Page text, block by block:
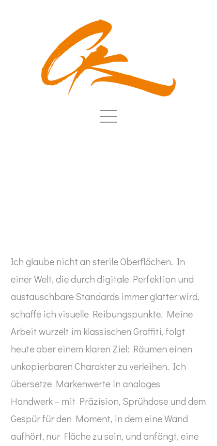
Ich glaube nicht an sterile Oberflächen. In
einer Welt, die durch digitale Perfektion und
austauschbare Standards immer glatter wird,
schaffe ich visuelle Reibungspunkte. Meine
Arbeit wurzelt im klassischen Graffiti, folgt
heute aber einem klaren Ziel: Räumen einen
unkopierbaren Charakter zu verleihen. Ich
übersetze Markenwerte in analoges
Handwerk – mit Präzision, Sprühdose und dem
Gespür für den Moment, in dem eine Wand
aufhört, nur Fläche zu sein, und anfängt, eine